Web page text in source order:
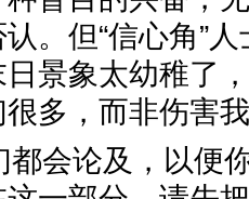
。但“信心角”
景象太幼稚了
多，而非伤害
都会论及，以便